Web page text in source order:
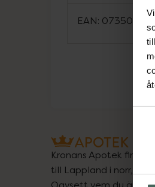
EAN:
Kronans Apotek finns
till Lappland i norr, och
Oavsett vem du är så